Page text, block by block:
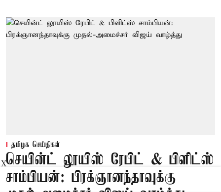
தமிழக செய்திகள்
செயின்ட் லூயிஸ் ரேபிட் & பிளிட்ஸ்
சாம்பியன்: பிரக்ஞானந்தாவுக்கு
X